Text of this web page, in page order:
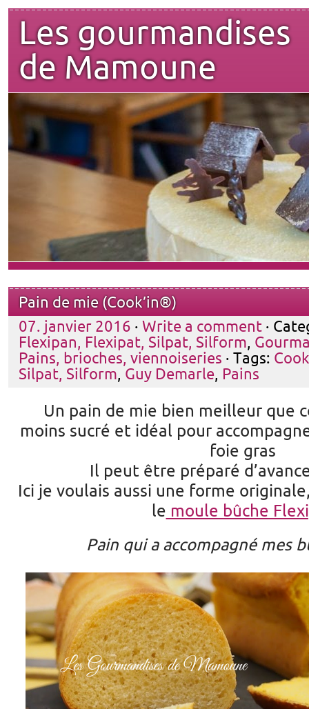
Les gourmandises
de Mamoune
Pain de mie (Cook’in®)
07. janvier 2016 · Write a comment ·
Flexipan, Flexipat, Silpat, Silform,
Pains, brioches, viennoiseries · Tags:
Silpat, Silform, Guy Demarle, Pains
Un pain de mie bien meilleur que
moins sucré et idéal pour
foie gras
Il peut être préparé
Ici je voulais aussi une forme
le moule bûche
Pain qui a accompagné mes